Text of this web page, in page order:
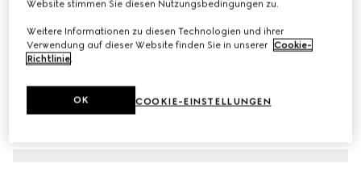
Website stimmen Sie diesen Nutzungsbedingungen zu.
Weitere Informationen zu diesen Technologien und ihrer
Verwendung auf dieser Website finden Sie in unserer Cookie-
Richtlinie.
COOKIE-EINSTELLUNGEN
OK